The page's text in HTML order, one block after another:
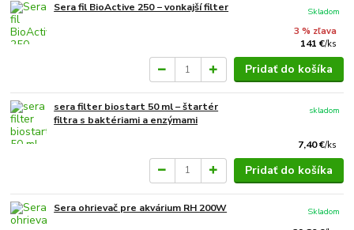
Sera fil BioActive 250 − vonkajší filter
3 % zľava
141 €/ks
Skladom
Pridať do košíka
sera filter biostart 50 ml – štartér
filtra s baktériami a enzýmami
7,40 €/ks
skladom
Pridať do košíka
Sera ohrievač pre akvárium RH 200W
Skladom